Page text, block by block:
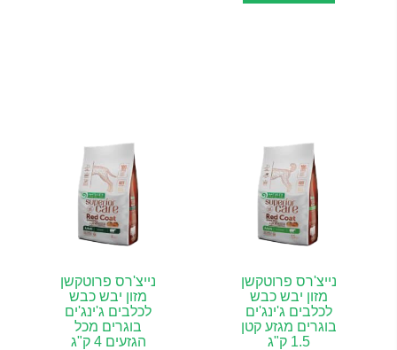
נייצ'רס פרוטקשן
מזון יבש כבש
לכלבים ג'ינג'ים
בוגרים מגזע קטן
1.5 ק"ג
נייצ'רס פרוטקשן
מזון יבש כבש
לכלבים ג'ינג'ים
בוגרים מכל
הגזעים 4 ק"ג